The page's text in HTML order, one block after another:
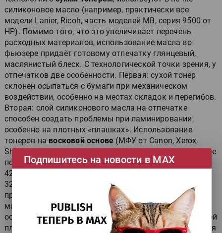
силиконовое масло (например, практически все
модели Lanier, Ricoh, часть моделей МВ, серия 9500 от
НР). Помимо того, что это увеличивает перечень
расходных материалов, использование масла во
фьюзере придаёт готовому отпечатку глянцевый,
маслянистый блеск. С технологической точки зрения, у
отпечатков две особенности. Первая: сухой тонер
склонен осыпаться с бумаги при механическом
воздействии, особенно на местах складок и перегибов.
Вторая: слой силиконового масла на отпечатке
способен создать проблемы при ламинировании,
особенно на плотных «плашках». Использование
тонеров на восковой основе (МФУ от Canon, Xerox,
Sharp, часть моделей МВ, модели DSc 424/ 432 — новое
поколение линейки Nashuatec DSc224/232 и DSc
428/435/445 — обновлённая версия Nashuatec DSс
328/332/338, Konica Minolta и Develop) не требует
применения масла в узле закрепления, отпечатки
матовые, «под офсет»; к тому же воск гибче и меньше
осыпается на сгибах. Восковые тонеры имеют и другой
плюс: требуют меньшей температуры для закрепления
Подпишитесь на новости в МАХ